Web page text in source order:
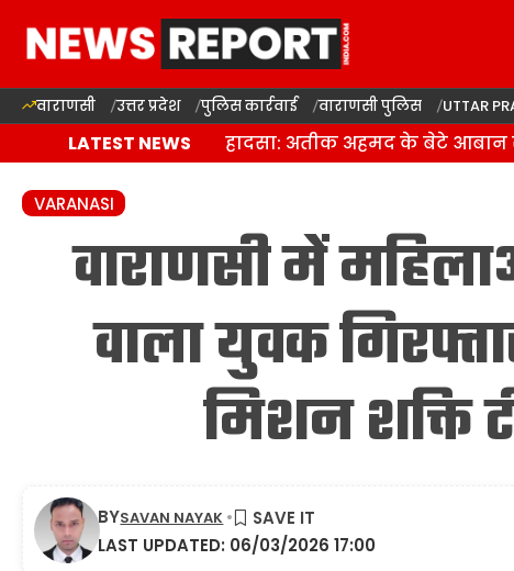
वाराणसी उत्तर प्रदेश पुलिस कार्रवाई वाराणसी पुलिस UTTAR
LATEST NEWS
झांसी में दर्दनाक सड़क हादसा: अतीक अहमद के बेटे आबान
VARANASI
वाराणसी में
वाला युवक
मिशन शक्ति
LAST UPDATED: 06/03/2026 17:00
BYSAVAN NAYAK